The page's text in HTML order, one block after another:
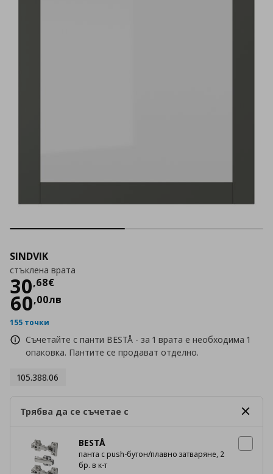
SINDVIK
стъклена врата
30,68€
Цена
60,00лв
155 точки
Съчетайте с панти BESTÅ - за 1 врата е необходима 1
опаковка. Пантите се продават отделно.
105.388.06
Трябва да се съчетае с
BESTÅ
панта с push-бутон/плавно затваряне, 2
бр. в к-т